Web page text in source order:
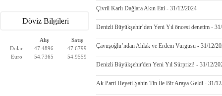
Döviz Bilgileri
Alış
Satış
Dolar
47.4896
47.6799
Euro
54.7365 54.9559
Çivril Karlı Dağlara Akın Etti - 31/12/2024
Denizli Büyükşehir’den Yeni Yıl öncesi denetim -
Çavuşoğlu’ndan Ahlak ve Erdem Vurgusu - 31/12/
Denizli Büyükşehir'den Yeni Yıl Sürprizi! - 31/12/
Ak Parti Heyeti Şahin Tin İle Bir Araya Geldi - 31/